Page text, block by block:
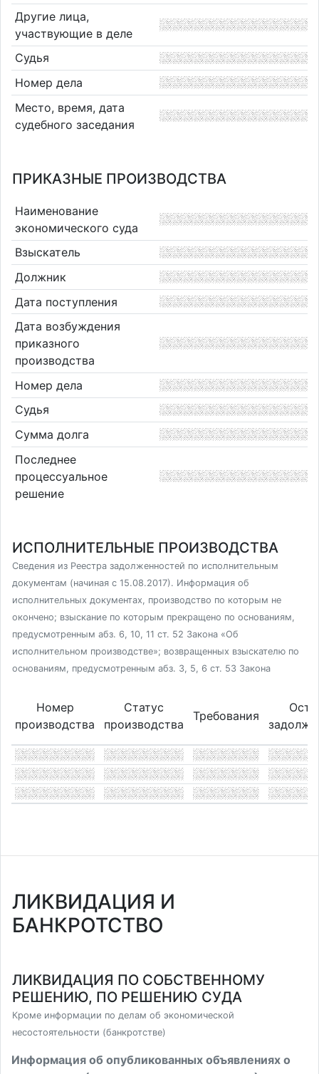
Другие лица,
участвующие в деле
Судья
Номер дела
Место, время, дата
судебного заседания
ПРИКАЗНЫЕ ПРОИЗВОДСТВА
Наименование
экономического суда
Взыскатель
Должник
Дата поступления
Дата возбуждения
приказного
производства
Номер дела
Судья
Сумма долга
Последнее
процессуальное
решение
ИСПОЛНИТЕЛЬНЫЕ ПРОИЗВОДСТВА
Сведения из Реестра задолженностей по исполнительным
документам (начиная с 15.08.2017). Информация об
исполнительных документах, производство по которым не
окончено; взыскание по которым прекращено по основаниям,
предусмотренным абз. 6, 10, 11 ст. 52 Закона «Об
исполнительном производстве»; возвращенных взыскателю по
основаниям, предусмотренным абз. 3, 5, 6 ст. 53 Закона
Номер
производства
Статус
производства
Требования
ЛИКВИДАЦИЯ И
БАНКРОТСТВО
ЛИКВИДАЦИЯ ПО СОБСТВЕННОМУ
РЕШЕНИЮ, ПО РЕШЕНИЮ СУДА
Кроме информации по делам об экономической
несостоятельности (банкротстве)
Информация об опубликованных объявлениях о